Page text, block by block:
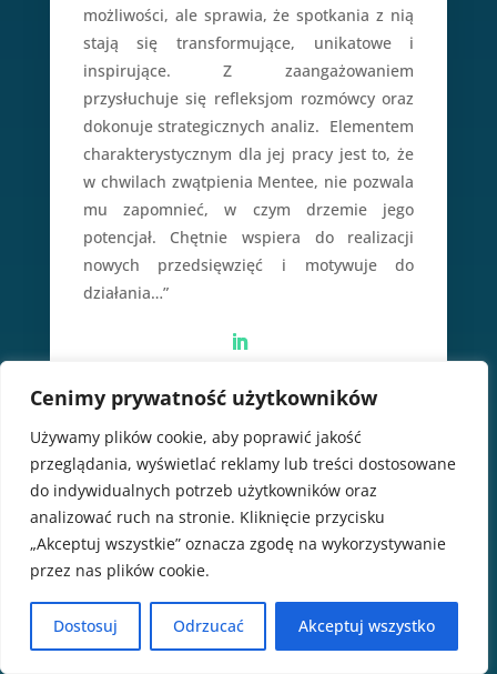
Cenimy prywatność użytkowników
Używamy plików cookie, aby poprawić jakość
przeglądania, wyświetlać reklamy lub treści dostosowane
do indywidualnych potrzeb użytkowników oraz
analizować ruch na stronie. Kliknięcie przycisku
„Akceptuj wszystkie” oznacza zgodę na wykorzystywanie
przez nas plików cookie.
Dostosuj Odrzucać Akceptuj wszystko
możliwości, ale sprawia, że spotkania z nią
stają się transformujące, unikatowe i
inspirujące. Z zaangażowaniem
przysłuchuje się refleksjom rozmówcy oraz
dokonuje strategicznych analiz. Elementem
charakterystycznym dla jej pracy jest to, że
w chwilach zwątpienia Mentee, nie pozwala
mu zapomnieć, w czym drzemie jego
potencjał. Chętnie wspiera do realizacji
nowych przedsięwzięć i motywuje do
działania…”